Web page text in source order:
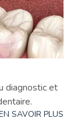
diagnostic et
SAVOIR PLUS